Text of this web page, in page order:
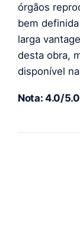
órgãos
bem
larga
desta obra,
disponível na
Nota: 4.0/5.0